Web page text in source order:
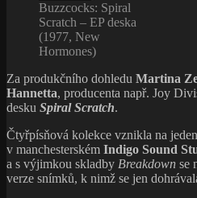
Buzzcocks: Spiral
Scratch – EP deska
(1977, New
Hormones)
Za produkčního dohledu Martina
Hannetta, producenta např. Joy
desku Spiral Scratch.
Čtyřpísňová kolekce vznikla na
v manchesterském Indigo Sound
a s výjimkou skladby Breakdown se
verze snímků, k nimž se jen